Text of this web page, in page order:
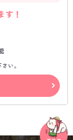
す！
い。